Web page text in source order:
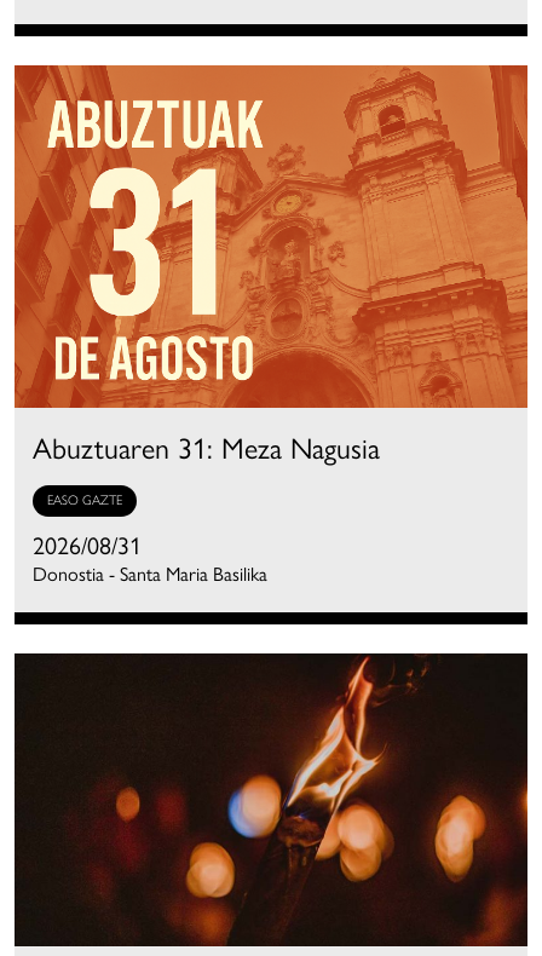
Abuztuaren 31: Meza Nagusia
EASO GAZTE
2026/08/31
Donostia - Santa Maria Basilika